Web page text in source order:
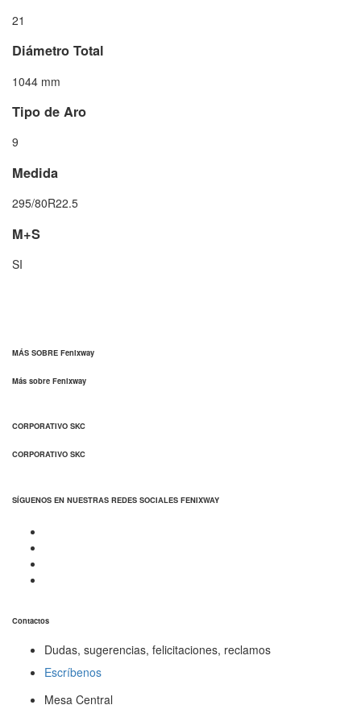
21
Diámetro Total
1044 mm
Tipo de Aro
9
Medida
295/80R22.5
M+S
SI
MÁS SOBRE Fenixway
Más sobre Fenixway
CORPORATIVO SKC
CORPORATIVO SKC
SÍGUENOS EN NUESTRAS REDES SOCIALES FENIXWAY
Contactos
Dudas, sugerencias, felicitaciones, reclamos
Escríbenos
Mesa Central